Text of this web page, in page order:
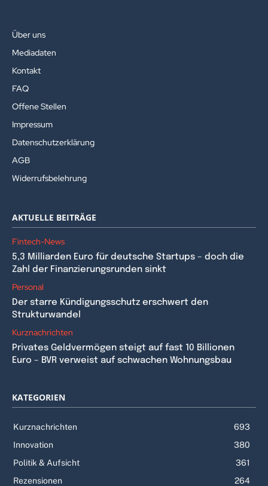
Über uns
Mediadaten
Kontakt
FAQ
Offene Stellen
Impressum
Datenschutzerklärung
AGB
Widerrufsbelehrung
AKTUELLE BEITRÄGE
Fintech-News
5,3 Milliarden Euro für deutsche Startups – doch die
Zahl der Finanzierungsrunden sinkt
Personal
Der starre Kündigungsschutz erschwert den
Strukturwandel
Kurznachrichten
Privates Geldvermögen steigt auf fast 10 Billionen
Euro – BVR verweist auf schwachen Wohnungsbau
KATEGORIEN
Kurznachrichten
693
Innovation
380
Politik & Aufsicht
361
Rezensionen
264